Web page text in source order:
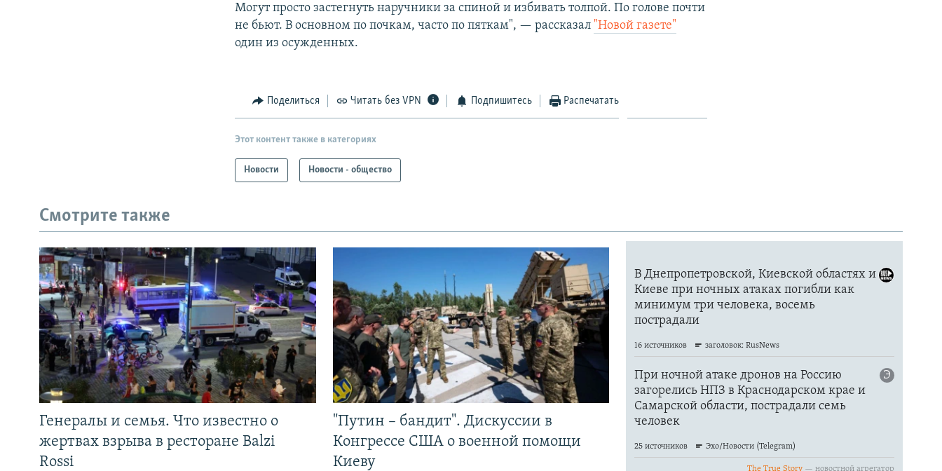
Могут просто застегнуть наручники за спиной и избивать толпой. По голове почти
не бьют. В основном по почкам, часто по пяткам", — рассказал "Новой газете"
один из осужденных.
Поделиться Читать без VPN Подпишитесь Распечатать
Этот контент также в категориях
Новости Новости - общество
Смотрите также
Генералы и семья. Что известно о
жертвах взрыва в ресторане Balzi
Rossi
"Путин – бандит". Дискуссии в
Конгрессе США о военной помощи
Киеву